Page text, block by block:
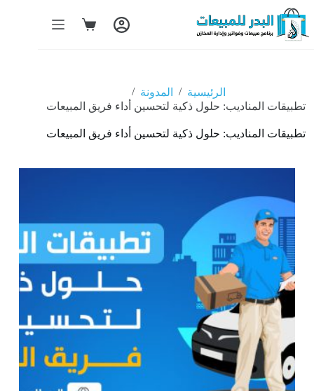
الرئيسية / المدونة /
تطبيقات المناديب: حلول ذكية لتحسين أداء فريق المبيعات
تطبيقات المناديب: حلول ذكية لتحسين أداء فريق المبيعات